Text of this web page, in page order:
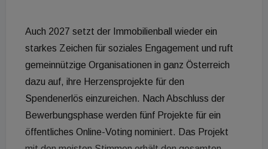
Auch 2027 setzt der Immobilienball wieder ein
starkes Zeichen für soziales Engagement und ruft
gemeinnützige Organisationen in ganz Österreich
dazu auf, ihre Herzensprojekte für den
Spendenerlös einzureichen. Nach Abschluss der
Bewerbungsphase werden fünf Projekte für ein
öffentliches Online-Voting nominiert. Das Projekt